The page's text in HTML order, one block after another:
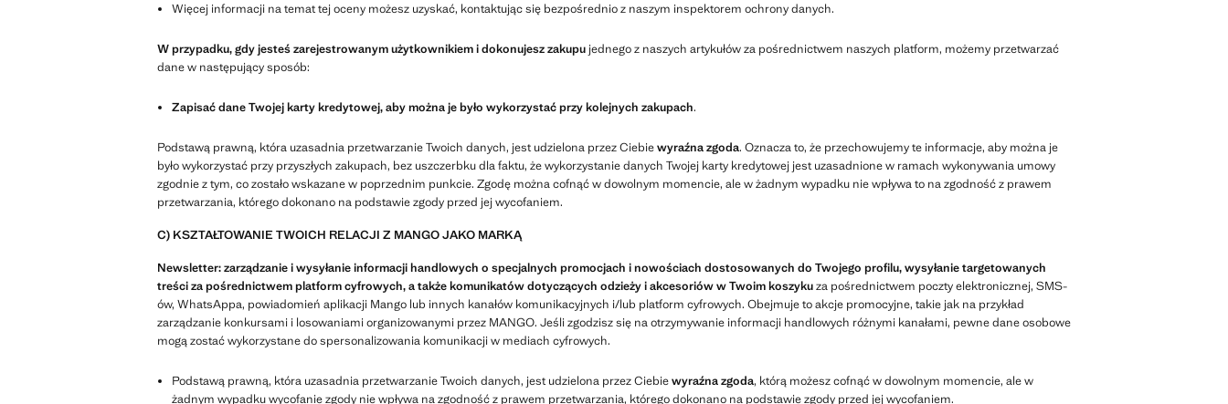
Więcej informacji na temat tej oceny możesz uzyskać, kontaktując się bezpośrednio z naszym inspektorem ochrony danych.
W przypadku, gdy jesteś zarejestrowanym użytkownikiem i dokonujesz zakupu jednego z naszych artykułów za pośrednictwem naszych platform, możemy przetwarzać
dane w następujący sposób:
Zapisać dane Twojej karty kredytowej, aby można je było wykorzystać przy kolejnych zakupach.
Podstawą prawną, która uzasadnia przetwarzanie Twoich danych, jest udzielona przez Ciebiewyraźna zgoda. Oznacza to, że przechowujemy te informacje, aby można je
było wykorzystać przy przyszłych zakupach, bez uszczerbku dla faktu, że wykorzystanie danych Twojej karty kredytowej jest uzasadnione w ramach wykonywania umowy
zgodnie z tym, co zostało wskazane w poprzednim punkcie. Zgodę można cofnąć w dowolnym momencie, ale w żadnym wypadku nie wpływa to na zgodność z prawem
przetwarzania, którego dokonano na podstawie zgody przed jej wycofaniem.
C) KSZTAŁTOWANIE TWOICH RELACJI Z MANGO JAKO MARKĄ
Newsletter: zarządzanie i wysyłanie informacji handlowych o specjalnych promocjach i nowościach dostosowanych do Twojego profilu, wysyłanie targetowanych
treści za pośrednictwem platform cyfrowych, a także komunikatów dotyczących odzieży i akcesoriów w Twoim koszykuza pośrednictwem poczty elektronicznej, SMS-
ów, WhatsAppa, powiadomień aplikacji Mango lub innych kanałów komunikacyjnych i/lub platform cyfrowych. Obejmuje to akcje promocyjne, takie jak na przykład
zarządzanie konkursami i losowaniami organizowanymi przez MANGO. Jeśli zgodzisz się na otrzymywanie informacji handlowych różnymi kanałami, pewne dane osobowe
mogą zostać wykorzystane do spersonalizowania komunikacji w mediach cyfrowych.
Podstawą prawną, która uzasadnia przetwarzanie Twoich danych, jest udzielona przez Ciebiewyraźna zgoda, którą możesz cofnąć w dowolnym momencie, ale w
żadnym wypadku wycofanie zgody nie wpływa na zgodność z prawem przetwarzania, którego dokonano na podstawie zgody przed jej wycofaniem.